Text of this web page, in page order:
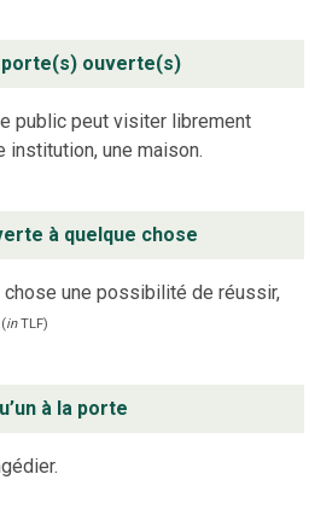
ouverte(s)
public peut visiter librement
institution, une maison.
à quelque chose
une possibilité de réussir,
(inTLF)
à la porte